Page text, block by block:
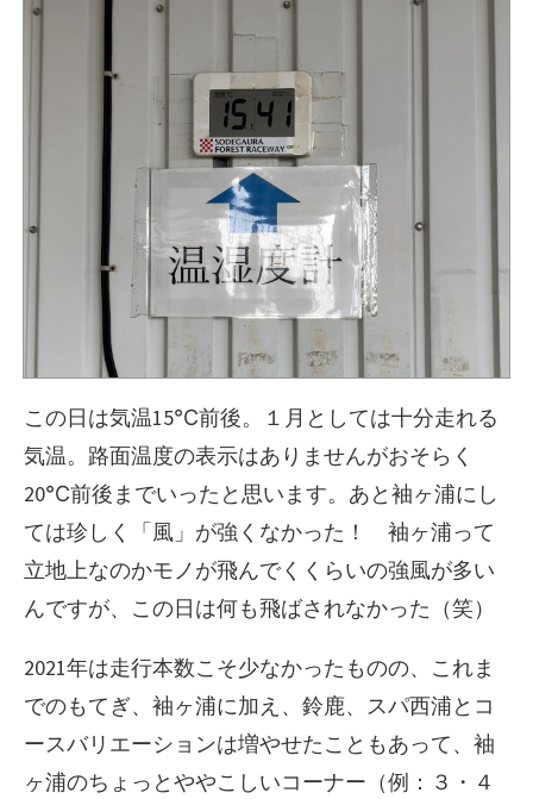
この日は気温15℃前後。１月としては十分走れる
気温。路面温度の表示はありませんがおそらく
20℃前後までいったと思います。あと袖ヶ浦にし
ては珍しく「風」が強くなかった！ 袖ヶ浦って
立地上なのかモノが飛んでくくらいの強風が多い
んですが、この日は何も飛ばされなかった（笑）
2021年は走行本数こそ少なかったものの、これま
でのもてぎ、袖ヶ浦に加え、鈴鹿、スパ西浦とコ
ースバリエーションは増やせたこともあって、袖
ヶ浦のちょっとややこしいコーナー（例：３・４